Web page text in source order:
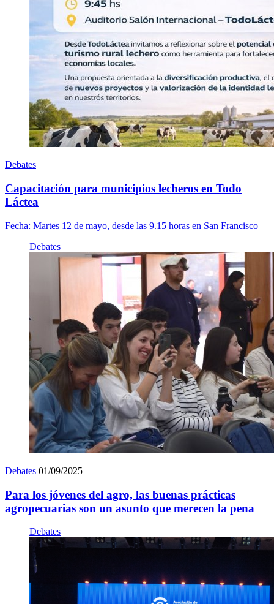
Debates
Capacitación para municipios lecheros en Todo
Láctea
Fecha: Martes 12 de mayo, desde las 9.15 horas en San Francisco
Debates
Debates 01/09/2025
Para los jóvenes del agro, las buenas prácticas
agropecuarias son un asunto que merecen la pena
Debates